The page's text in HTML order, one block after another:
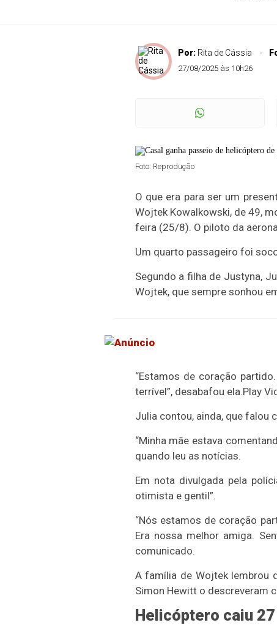
Por: Rita de Cássia
27/08/2025 às 10h26
Foto: Reprodução
O que era para ser um
Wojtek Kowalkowski, de 49,
feira (25/8). O piloto da
Um quarto passageiro foi
Segundo a filha de Justyna,
Wojtek, que sempre sonhou
“Estamos de coração
terrível”, desabafou ela.Play
Julia contou, ainda, que falou
“Minha mãe estava
quando leu as notícias.
Em nota divulgada pela
otimista e gentil”.
“Nós estamos de coração
Era nossa melhor amiga.
comunicado.
A família de Wojtek lembrou
Simon Hewitt o descreveram
Helicóptero caiu